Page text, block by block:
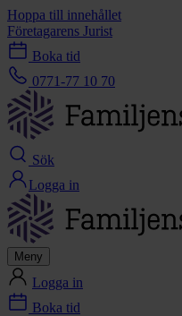
Hoppa till innehållet
Företagarens Jurist
Boka tid
0771-77 10 70
Sök
Logga in
Meny
Logga in
Boka tid